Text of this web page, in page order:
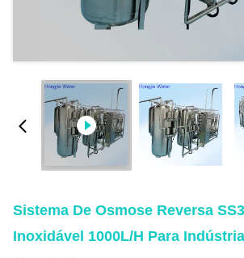
Sistema De Osmose Reversa
Inoxidável 1000L/H Para